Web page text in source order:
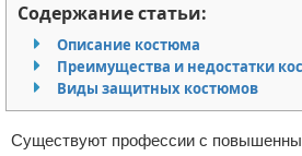
Финансы
Закон
Контакты
Сотрудничество
Содержание статьи:
Описание костюма
Преимущества и недостатки
Виды защитных костюмов
Существуют профессии с